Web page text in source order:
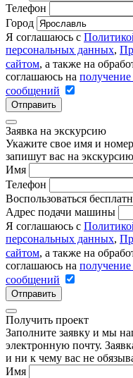
Телефон
Город
Я соглашаюсь с
персональных данных,
сайтом, а также на
соглашаюсь на
сообщений
Отправить
Заявка на экскурсию
Укажите свое имя и
запишут вас на
Имя
Телефон
Воспользоваться
Адрес подачи машины
Я соглашаюсь с
персональных данных,
сайтом, а также на
соглашаюсь на
сообщений
Отправить
Получить проект
Заполните заявку и мы
электронную почту.
и ни к чему вас не
Имя